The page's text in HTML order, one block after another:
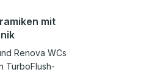
mit
Renova WCs
TurboFlush-